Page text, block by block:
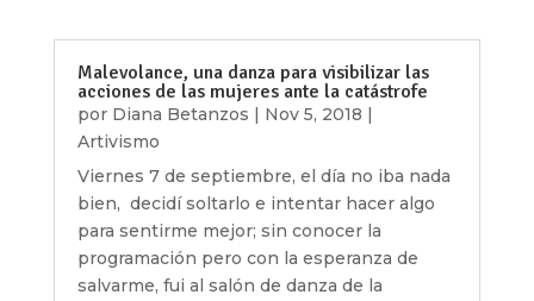
Malevolance, una danza para visibilizar las
acciones de las mujeres ante la catástrofe
por Diana Betanzos | Nov 5, 2018 |
Artivismo
Viernes 7 de septiembre, el día no iba nada
bien, decidí soltarlo e intentar hacer algo
para sentirme mejor; sin conocer la
programación pero con la esperanza de
salvarme, fui al salón de danza de la